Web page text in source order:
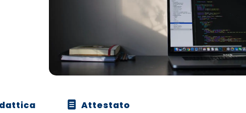
Governance & Compliance
Attestato